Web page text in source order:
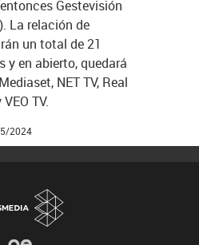
Gestevisión
La relación de
un total de 21
y en abierto, quedará
NET TV, Real
TV.
2024